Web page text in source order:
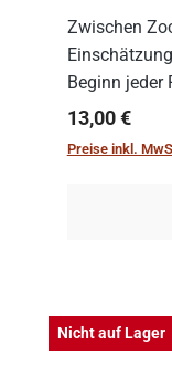
Zwischen
Beginn jeder
Spielenden
gilt. Doch
Regulärer
13,00 €
Preise inkl.
Nicht auf Lager